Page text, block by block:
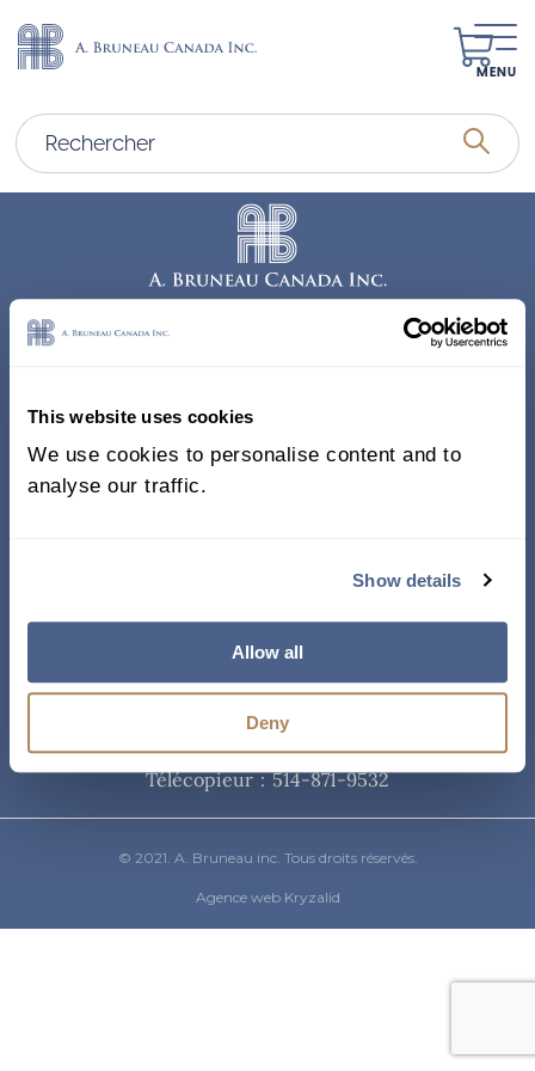
This website uses cookies
We use cookies to personalise content and to
analyse our traffic.
Show details
Allow all
Deny
MENU
338, Rue Saint-Antoine E.
Bureau 011, Montréal QC
H2Y 1A3 Canada
Téléphone
514-871-9821/ 1-800-361-8487
Télécopieur : 514-871-9532
© 2021. A. Bruneau inc. Tous droits réservés.
Agence web Kryzalid